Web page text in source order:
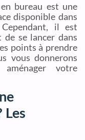
en bureau est une
disponible dans
il est
se lancer dans
points à prendre
vous donnerons
votre
Les